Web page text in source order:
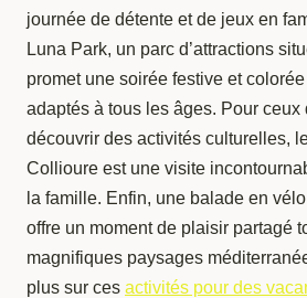
journée de détente et de jeux en
Luna Park, un parc d’attractions
promet une soirée festive et
adaptés à tous les âges. Pour ceux
découvrir des activités culturelles,
Collioure est une visite
la famille. Enfin, une balade en
offre un moment de plaisir partagé
magnifiques paysages
plus sur ces activités pour des